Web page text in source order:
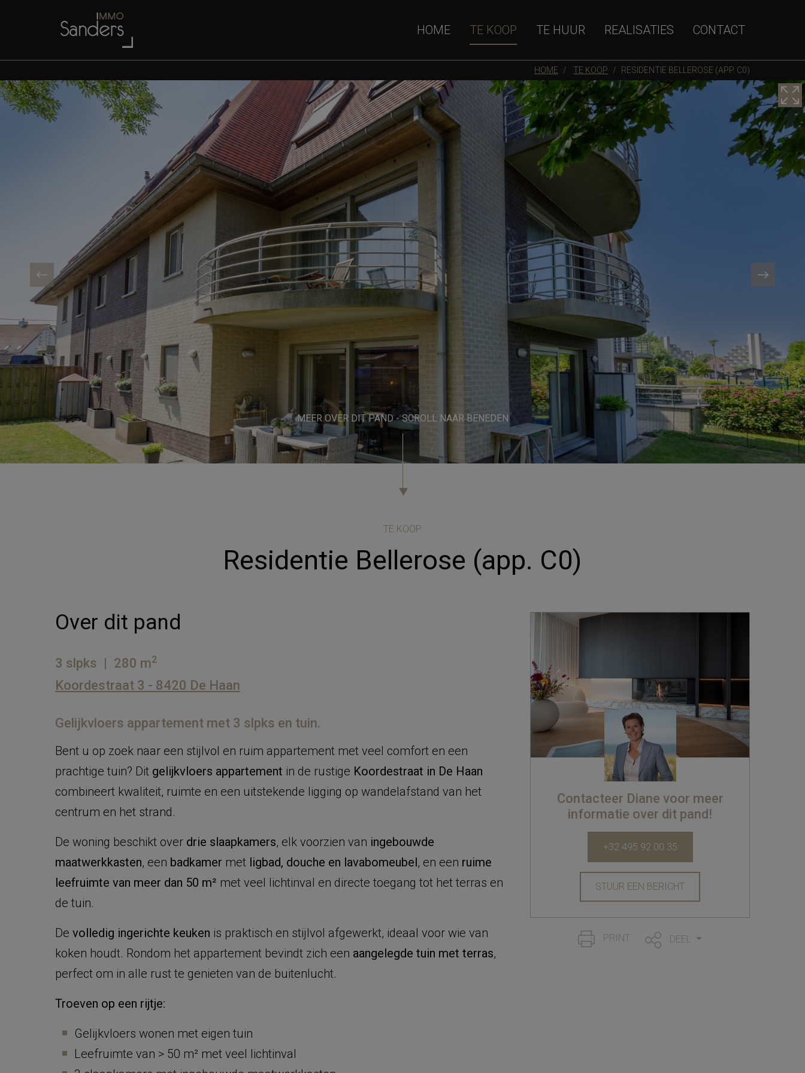
HOME TE KOOP TE HUUR REALISATIES CONTACT
HOME TE KOOP RESIDENTIE BELLEROSE (APP. C0)
MEER OVER DIT PAND - SCROLL NAAR BENEDEN
TE KOOP
Residentie Bellerose (app. C0)
Over dit pand
3 slpks | 280 m2
Koordestraat 3 - 8420 De Haan
Gelijkvloers appartement met 3 slpks en tuin.
Bent u op zoek naar een stijlvol en ruim appartement met veel comfort en een
prachtige tuin? Dit gelijkvloers appartement in de rustige Koordestraat in De Haan
combineert kwaliteit, ruimte en een uitstekende ligging op wandelafstand van het
centrum en het strand.
De woning beschikt over drie slaapkamers, elk voorzien van ingebouwde
maatwerkkasten, een badkamer met ligbad, douche en lavabomeubel, en een ruime
leefruimte van meer dan 50 m² met veel lichtinval en directe toegang tot het terras en
de tuin.
De volledig ingerichte keuken is praktisch en stijlvol afgewerkt, ideaal voor wie van
koken houdt. Rondom het appartement bevindt zich een aangelegde tuin met terras,
perfect om in alle rust te genieten van de buitenlucht.
Troeven op een rijtje:
Gelijkvloers wonen met eigen tuin
Leefruimte van > 50 m² met veel lichtinval
Contacteer Diane voor meer
informatie over dit pand!
+32 495 92 00 35
STUUR EEN BERICHT
PRINT DEEL